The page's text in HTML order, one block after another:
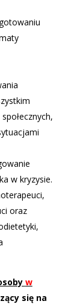
w kryzysie.
oraz
w
się na